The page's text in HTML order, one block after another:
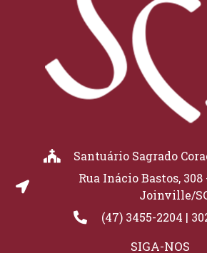
Santuário Sagrado
Rua Inácio Bastos,
Joinville/
(47) 3455-2204 |
SIGA-NOS